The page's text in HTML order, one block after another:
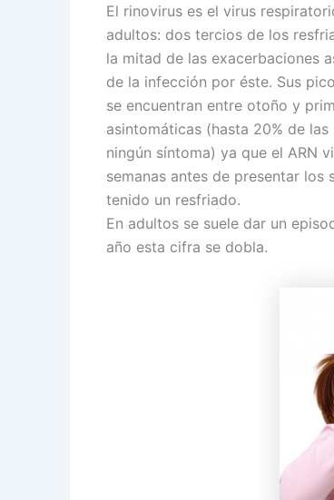
El rinovirus es el virus
adultos: dos tercios de los
la mitad de las exacerbaciones
de la infección por éste. Sus
se encuentran entre otoño y
asintomáticas (hasta 20% de
ningún síntoma) ya que el ARN
semanas antes de presentar los
tenido un resfriado.
En adultos se suele dar un
año esta cifra se dobla.